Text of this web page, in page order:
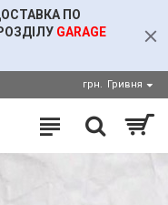
ПО
GARAGE
грн. Гривня